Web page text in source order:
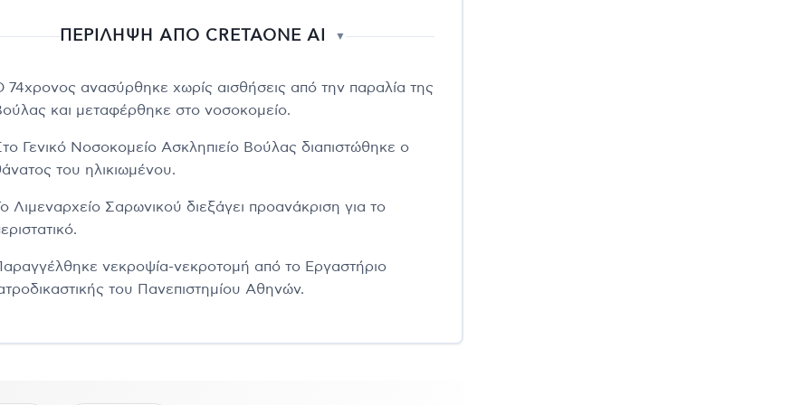
ΠΕΡΙΛΗΨΗ ΑΠΟ CRETAONE AI ▼
74χρονος ανασύρθηκε χωρίς αισθήσεις από την παραλία της
και μεταφέρθηκε στο νοσοκομείο.
Γενικό Νοσοκομείο Ασκληπιείο Βούλας διαπιστώθηκε ο
του ηλικιωμένου.
Λιμεναρχείο Σαρωνικού διεξάγει προανάκριση για το
νεκροψία-νεκροτομή από το Εργαστήριο
του Πανεπιστημίου Αθηνών.